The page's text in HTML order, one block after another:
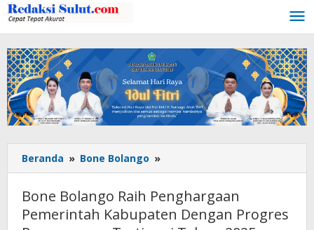
Lewati
ke
konten
Beranda » Bone Bolango »
Bolango
Penghargaan
Pemerintah
Bone Bolango Raih Penghargaan
Pemerintah Kabupaten Dengan Progres